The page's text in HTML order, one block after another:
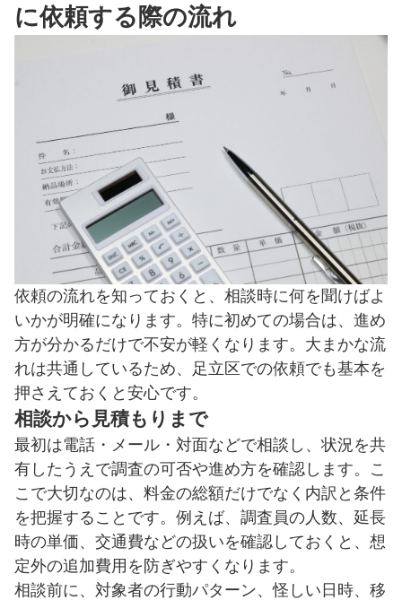
に依頼する際の流れ
依頼の流れを知っておくと、相談時に何を聞けばよ
いかが明確になります。特に初めての場合は、進め
方が分かるだけで不安が軽くなります。大まかな流
れは共通しているため、足立区での依頼でも基本を
押さえておくと安心です。
相談から見積もりまで
最初は電話・メール・対面などで相談し、状況を共
有したうえで調査の可否や進め方を確認します。こ
こで大切なのは、料金の総額だけでなく内訳と条件
を把握することです。例えば、調査員の人数、延長
時の単価、交通費などの扱いを確認しておくと、想
定外の追加費用を防ぎやすくなります。
相談前に、対象者の行動パターン、怪しい日時、移